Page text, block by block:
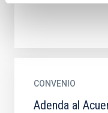
CONVENIO
Adenda al